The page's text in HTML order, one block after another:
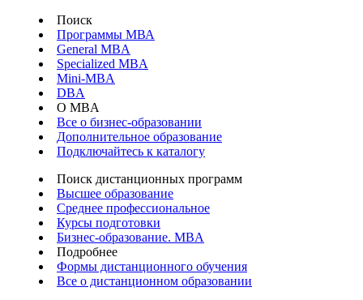
Поиск
Программы МВА
General MBA
Specialized MBA
Mini-MBA
DBA
О MBA
Все о бизнес-образовании
Дополнительное образование
Подключайтесь к каталогу
Поиск дистанционных программ
Высшее образование
Среднее профессиональное
Курсы подготовки
Бизнес-образование. MBA
Подробнее
Формы дистанционного обучения
Все о дистанционном образовании